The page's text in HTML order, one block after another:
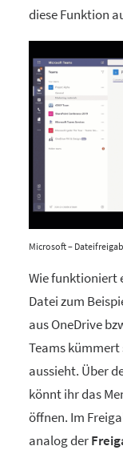
diese Funktion
Microsoft –
Wie funktioniert
Datei zum
aus OneDrive
Teams
aussieht. Über
könnt ihr das
öffnen. Im
analog der